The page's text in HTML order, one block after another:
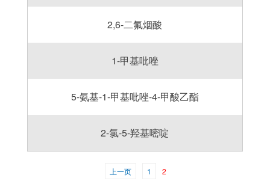
2,6-二氟烟酸
1-甲基吡唑
5-氨基-1-甲基吡唑-4-甲酸乙酯
2-氯-5-羟基嘧啶
上一页 1 2